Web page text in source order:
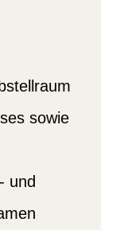
sowie
und